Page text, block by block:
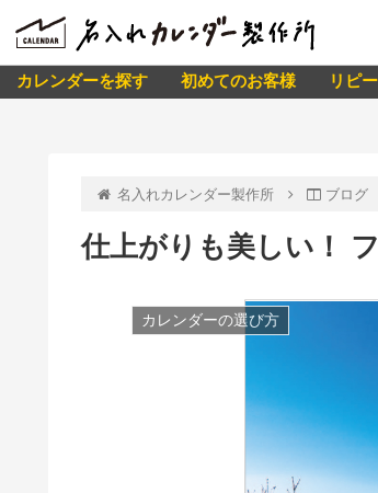
カレンダーを探す 初めてのお客様 リピ
名入れカレンダー製作所 ブログ
仕上がりも美しい！
カレンダーの選び方